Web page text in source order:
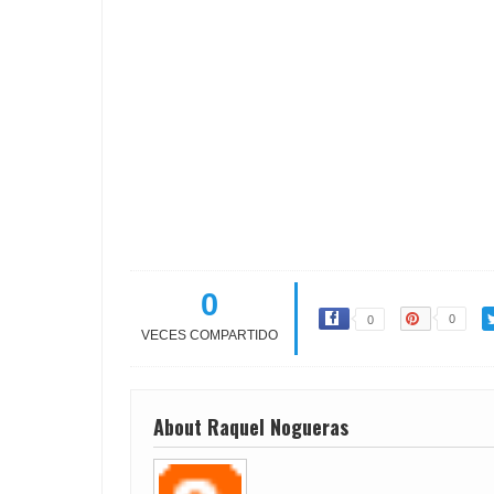
0
VECES COMPARTIDO
0 0
About Raquel Nogueras